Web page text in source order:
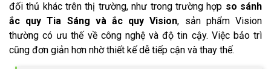
đối thủ khác trên thị trường, như trong trường hợp so sánh
ắc quy Tia Sáng và ắc quy Vision, sản phẩm Vision
thường có ưu thế về công nghệ và độ tin cậy. Việc bảo trì
cũng đơn giản hơn nhờ thiết kế dễ tiếp cận và thay thế.